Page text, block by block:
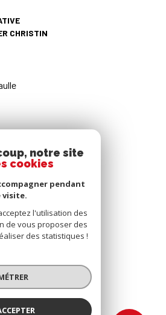
CHRISTIN
notre site
cookies
pendant
l'utilisation des
de vous proposer des
des statistiques !